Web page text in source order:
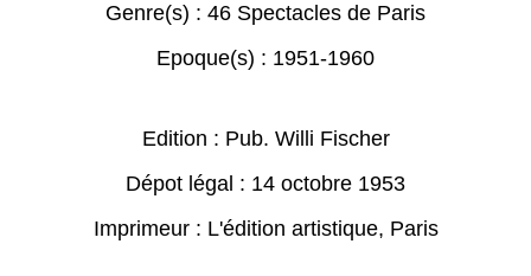
Genre(s) : 46 Spectacles de Paris
Epoque(s) : 1951-1960
Edition : Pub. Willi Fischer
Dépot légal : 14 octobre 1953
Imprimeur : L'édition artistique, Paris